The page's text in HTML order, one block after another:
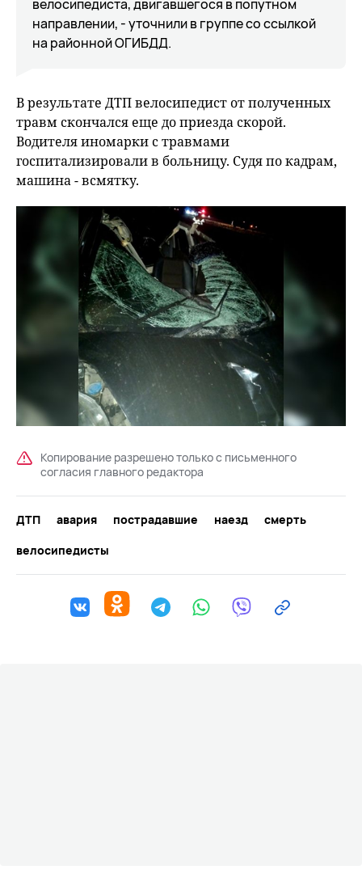
велосипедиста, двигавшегося в попутном
направлении, - уточнили в группе со ссылкой
на районной ОГИБДД.
В результате ДТП велосипедист от полученных
травм скончался еще до приезда скорой.
Водителя иномарки с травмами
госпитализировали в больницу. Судя по кадрам,
машина - всмятку.
Копирование разрешено только с письменного
согласия главного редактора
ДТП авария пострадавшие наезд
смерть
велосипедисты